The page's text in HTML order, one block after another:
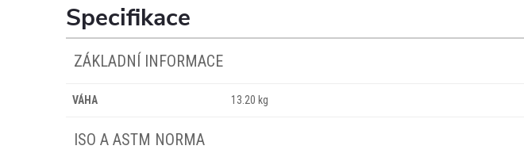
Specifikace
ZÁKLADNÍ INFORMACE
VÁHA 13.20 kg
ISO A ASTM NORMA